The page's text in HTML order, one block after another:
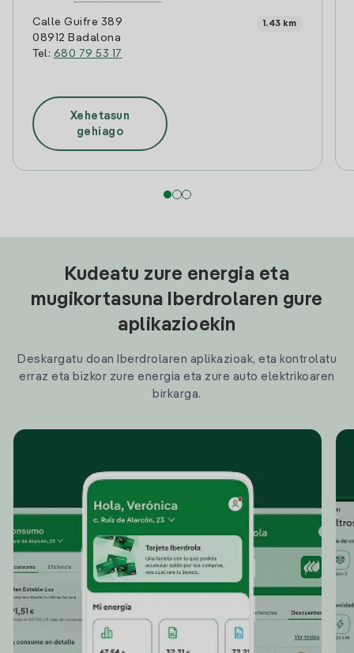
Calle Guifre 389
08912 Badalona
Tel: 680 79 53 17
1.43 km
Xehetasun
gehiago
Kudeatu zure energia eta
mugikortasuna Iberdrolaren gure
aplikazioekin
Deskargatu doan Iberdrolaren aplikazioak, eta kontrolatu
erraz eta bizkor zure energia eta zure auto elektrikoaren
birkarga.